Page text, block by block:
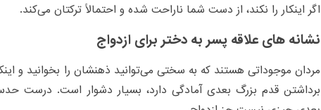
اگر اینکار را نکند، از دست شما ناراحت شده و احتمالاً ترکتان می‌کند.
نشانه های علاقه پسر به دختر برای ازدواج
مردان موجوداتی هستند که به سختی می‌توانید ذهنشان را بخوانید و
برداشتن قدم بزرگ بعدی آمادگی دارد، بسیار دشوار است. درست